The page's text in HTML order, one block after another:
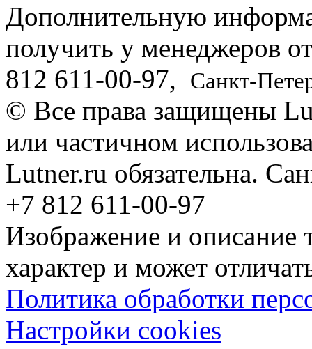
Дополнительную
получить у менеджеров
812 611-00-97, Санкт-
© Все права защищены
или частичном
Lutner.ru обязательна.
+7 812 611-00-97
Изображение и описание
характер и может
Политика обработки
Настройки cookies